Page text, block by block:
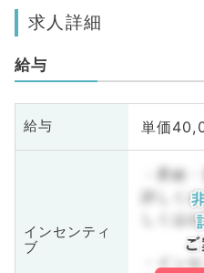
求人詳細
給与
給与 単価
インセンティ
ブ
・昇給
詳しく
しくは
・イン